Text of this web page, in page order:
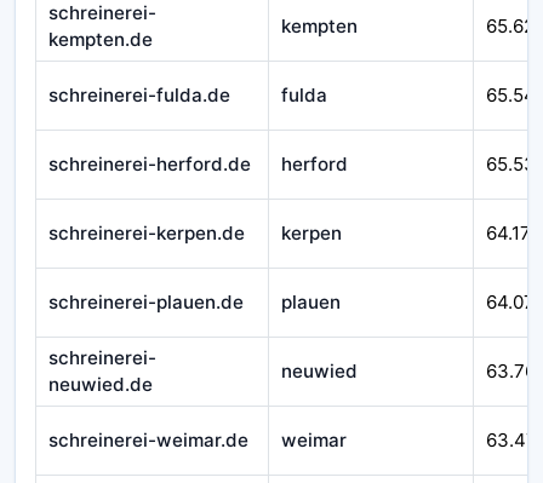
schreinerei-
kempten.de
kempten
schreinerei-fulda.de fulda
schreinerei-herford.de herford
schreinerei-kerpen.de kerpen 64.171
schreinerei-plauen.de plauen
schreinerei-
neuwied.de
neuwied
schreinerei-weimar.de weimar